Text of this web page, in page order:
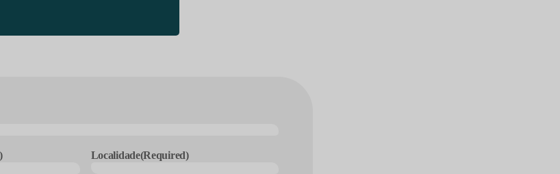
Localidade(Required)